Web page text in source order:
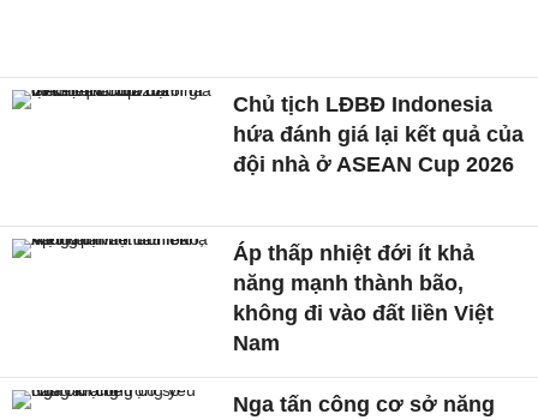
Chủ tịch LĐBĐ Indonesia
hứa đánh giá lại kết quả của
đội nhà ở ASEAN Cup 2026
Áp thấp nhiệt đới ít khả
năng mạnh thành bão,
không đi vào đất liền Việt
Nam
Nga tấn công cơ sở năng